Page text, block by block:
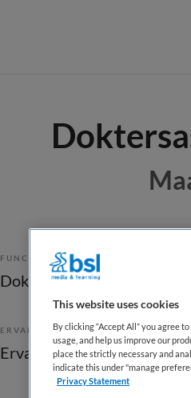
FUNCTIE
Doktersassistent
ERVARING
Ervaren
This website uses cookies
By clicking “Accept All” you agree
usage, and help us improve our
place the strictly necessary and
indicate this under "manage
Privacy Statement